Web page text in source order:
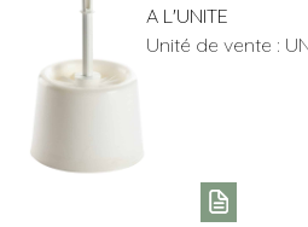
A L'UNITE
Unité de vente :